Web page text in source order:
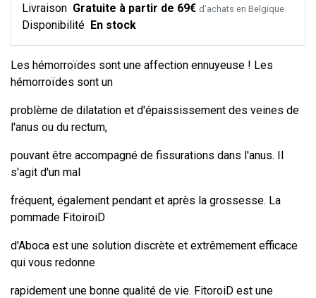
Livraison Gratuite à partir de 69€ d’achats en Belgique
Disponibilité En stock
Les hémorroïdes sont une affection ennuyeuse ! Les
hémorroïdes sont un
problème de dilatation et d'épaississement des veines de
l'anus ou du rectum,
pouvant être accompagné de fissurations dans l'anus. Il
s'agit d'un mal
fréquent, également pendant et après la grossesse. La
pommade FitoiroiD
d'Aboca est une solution discrète et extrêmement efficace
qui vous redonne
rapidement une bonne qualité de vie. FitoroiD est une